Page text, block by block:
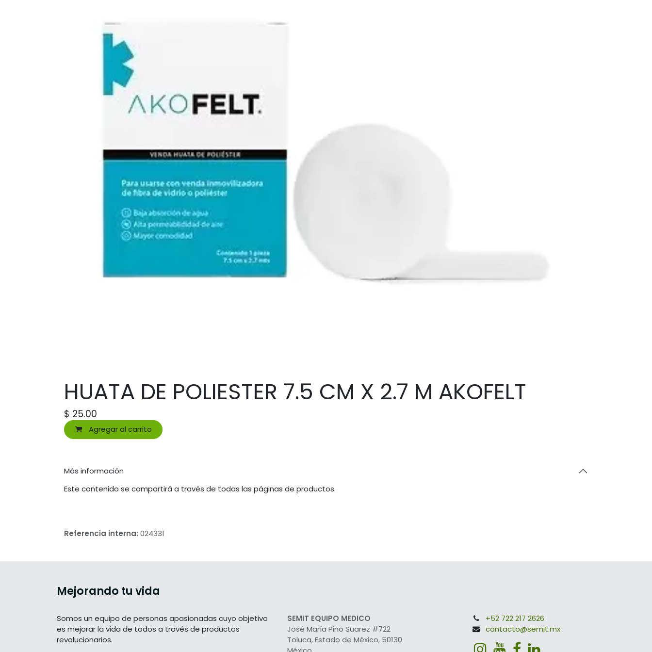
HUATA DE POLIESTER 7.5 CM X 2.7 M AKOFELT
$ 25.00
Agregar al carrito
Más información
Este contenido se compartirá a través de todas las páginas de productos.
Referencia interna: 024331
Mejorando tu vida
Somos un equipo de personas apasionadas cuyo objetivo
es mejorar la vida de todos a través de productos
revolucionarios.
SEMIT EQUIPO MEDICO
José María Pino Suarez #722
Toluca, Estado de México, 50130
México
+52 722 217 2626
contacto@semit.mx